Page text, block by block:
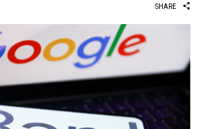
SHARE